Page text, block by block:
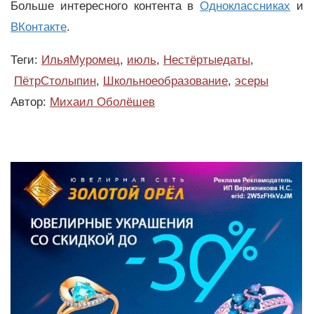
Больше интересного контента вОдноклассниках и
ВКонтакте.
Теги: ИльяМуромец, июль, Нестёртыедаты,
ПётрСтолыпин, Школьноеобразование, эсеры
Автор: Михаил Оболёшев